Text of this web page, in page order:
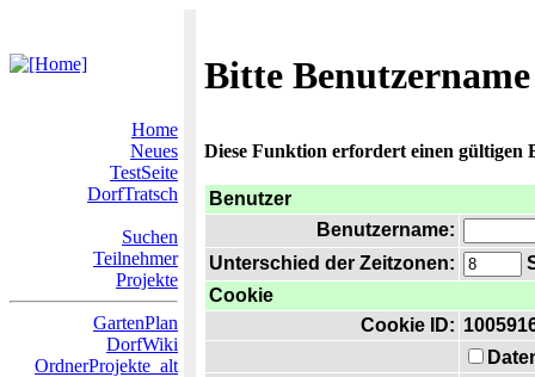
Bitte
Home
Neues
TestSeite
DorfTratsch
Suchen
Teilnehmer
Projekte
GartenPlan
DorfWiki
OrdnerProjekte_alt
Diese Funktion erfordert einen gültigen
Benutzer
Benutzername:
Unterschied der Zeitzonen:
Cookie
Cookie ID: